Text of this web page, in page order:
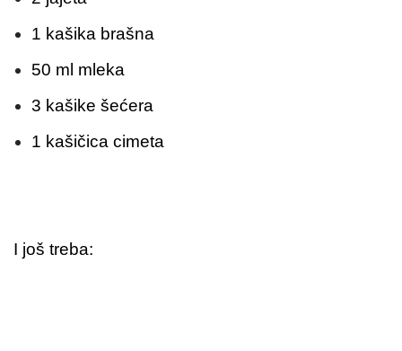
1 kašika brašna
50 ml mleka
3 kašike šećera
1 kašičica cimeta
I još treba: